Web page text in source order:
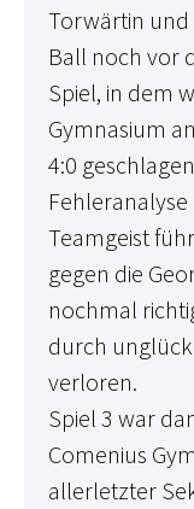
Torwärtin und
Ball noch vor
Spiel, in dem
Gymnasium
4:0
Teamgeist
gegen die
nochmal
durch
verloren.
Spiel 3 war
Comenius
allerletzter